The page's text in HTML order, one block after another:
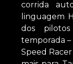
corrida
linguagem
dos
temporada –
Speed